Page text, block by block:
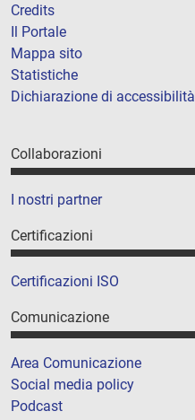
Credits
Il Portale
Mappa sito
Statistiche
Dichiarazione di accessibilità
Collaborazioni
I nostri partner
Certificazioni
Certificazioni ISO
Comunicazione
Area Comunicazione
Social media policy
Podcast